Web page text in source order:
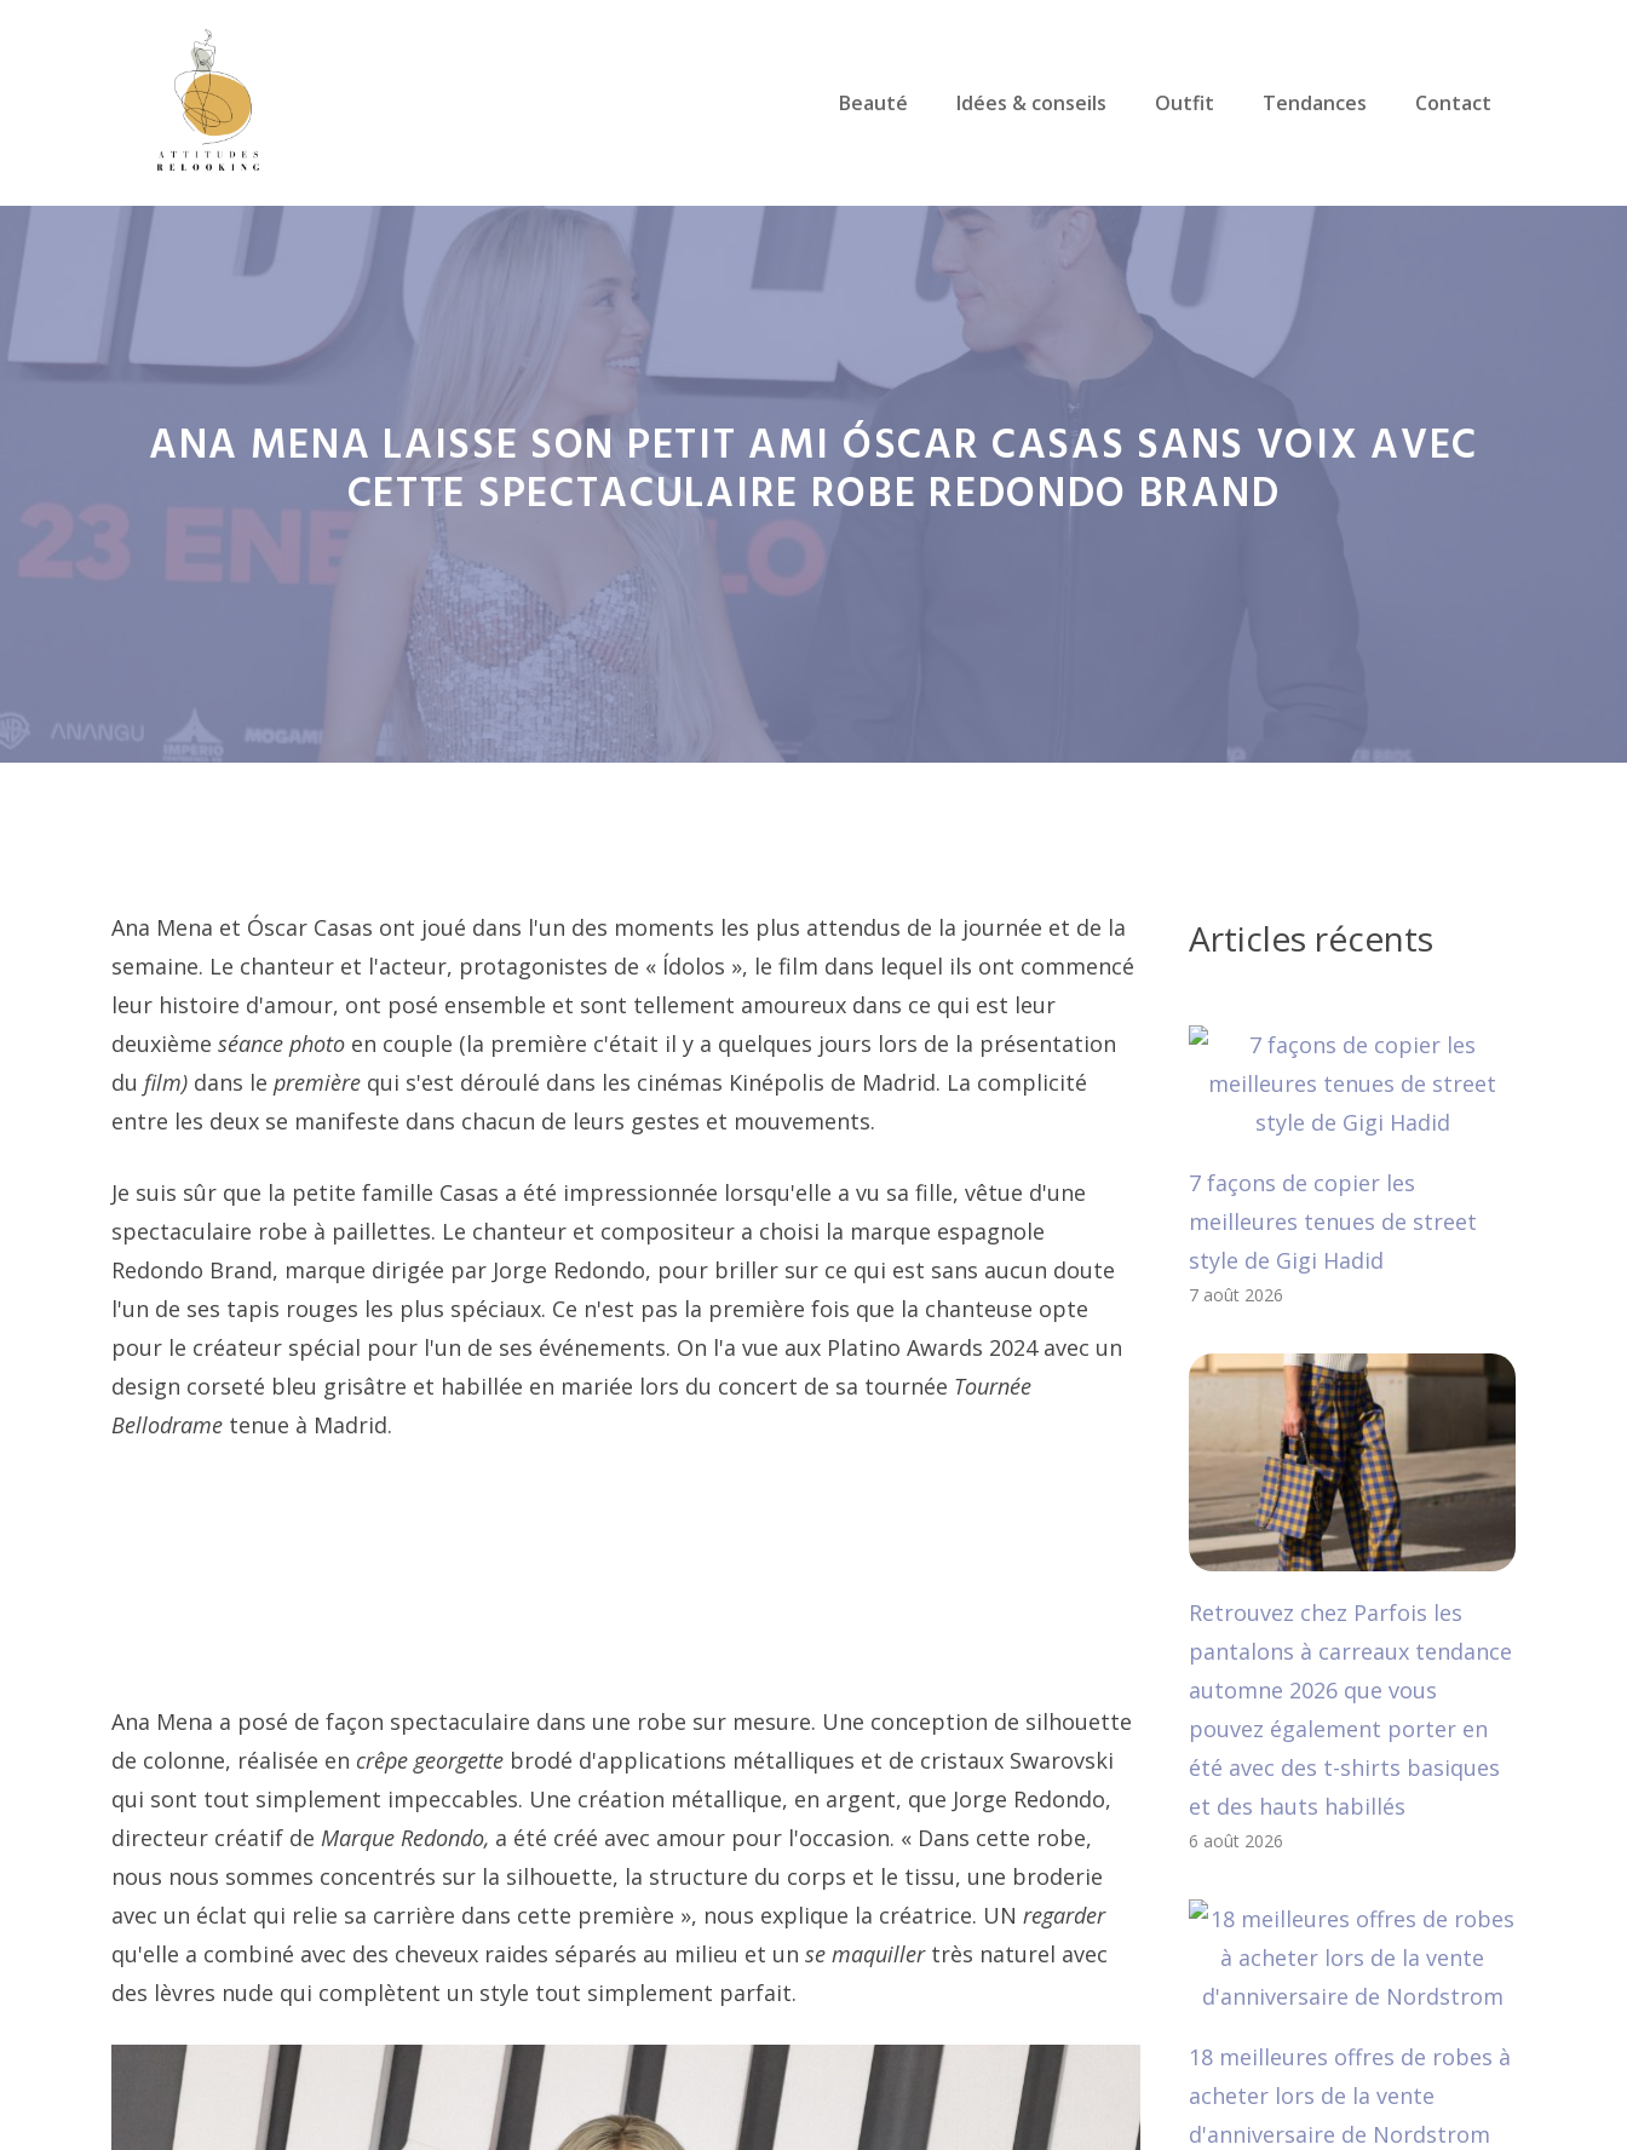
Beauté Idées & conseils Outfit Tendances Contact
ANA MENA LAISSE SON PETIT AMI ÓSCAR CASAS SANS VOIX AVEC
CETTE SPECTACULAIRE ROBE REDONDO BRAND
Ana Mena et Óscar Casas ont joué dans l'un des moments les plus attendus de la journée et de la
semaine. Le chanteur et l'acteur, protagonistes de « Ídolos », le film dans lequel ils ont commencé
leur histoire d'amour, ont posé ensemble et sont tellement amoureux dans ce qui est leur
deuxième séance photo en couple (la première c'était il y a quelques jours lors de la présentation
du film) dans le première qui s'est déroulé dans les cinémas Kinépolis de Madrid. La complicité
entre les deux se manifeste dans chacun de leurs gestes et mouvements.
Je suis sûr que la petite famille Casas a été impressionnée lorsqu'elle a vu sa fille, vêtue d'une
spectaculaire robe à paillettes. Le chanteur et compositeur a choisi la marque espagnole
Redondo Brand, marque dirigée par Jorge Redondo, pour briller sur ce qui est sans aucun doute
l'un de ses tapis rouges les plus spéciaux. Ce n'est pas la première fois que la chanteuse opte
pour le créateur spécial pour l'un de ses événements. On l'a vue aux Platino Awards 2024 avec un
design corseté bleu grisâtre et habillée en mariée lors du concert de sa tournée Tournée
Bellodrame tenue à Madrid.
Ana Mena a posé de façon spectaculaire dans une robe sur mesure. Une conception de silhouette
de colonne, réalisée en crêpe georgette brodé d'applications métalliques et de cristaux Swarovski
qui sont tout simplement impeccables. Une création métallique, en argent, que Jorge Redondo,
directeur créatif de Marque Redondo, a été créé avec amour pour l'occasion. « Dans cette robe,
nous nous sommes concentrés sur la silhouette, la structure du corps et le tissu, une broderie
avec un éclat qui relie sa carrière dans cette première », nous explique la créatrice. UN regarder
qu'elle a combiné avec des cheveux raides séparés au milieu et un se maquillertrès naturel avec
des lèvres nude qui complètent un style tout simplement parfait.
Articles récents
7 façons de copier les
meilleures tenues de street
style de Gigi Hadid
7 août 2026
Retrouvez chez Parfois les
pantalons à carreaux tendance
automne 2026 que vous
pouvez également porter en
été avec des t-shirts basiques
et des hauts habillés
6 août 2026
18 meilleures offres de robes à
acheter lors de la vente
d'anniversaire de Nordstrom